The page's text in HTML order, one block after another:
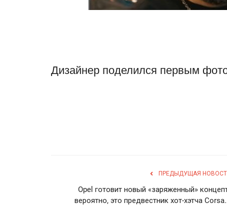
Дизайнер поделился первым
ПРЕДЫДУЩАЯ
Opel готовит новый «заряженный»
вероятно, это предвестник хот-хэтча